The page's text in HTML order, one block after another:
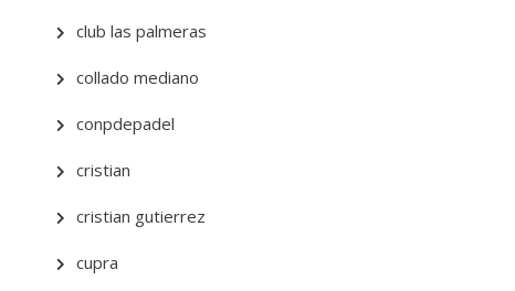
club las palmeras
collado mediano
conpdepadel
cristian
cristian gutierrez
cupra